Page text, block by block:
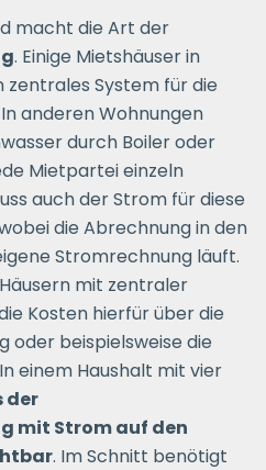
macht die Art der
. Einige Mietshäuser in
zentrales System für die
anderen Wohnungen
durch Boiler oder
Mietpartei einzeln
auch der Strom für diese
die Abrechnung in den
Stromrechnung läuft.
mit zentraler
Kosten hierfür über die
oder beispielsweise die
einem Haushalt mit vier
der
mit Strom auf den
. Im Schnitt benötigt